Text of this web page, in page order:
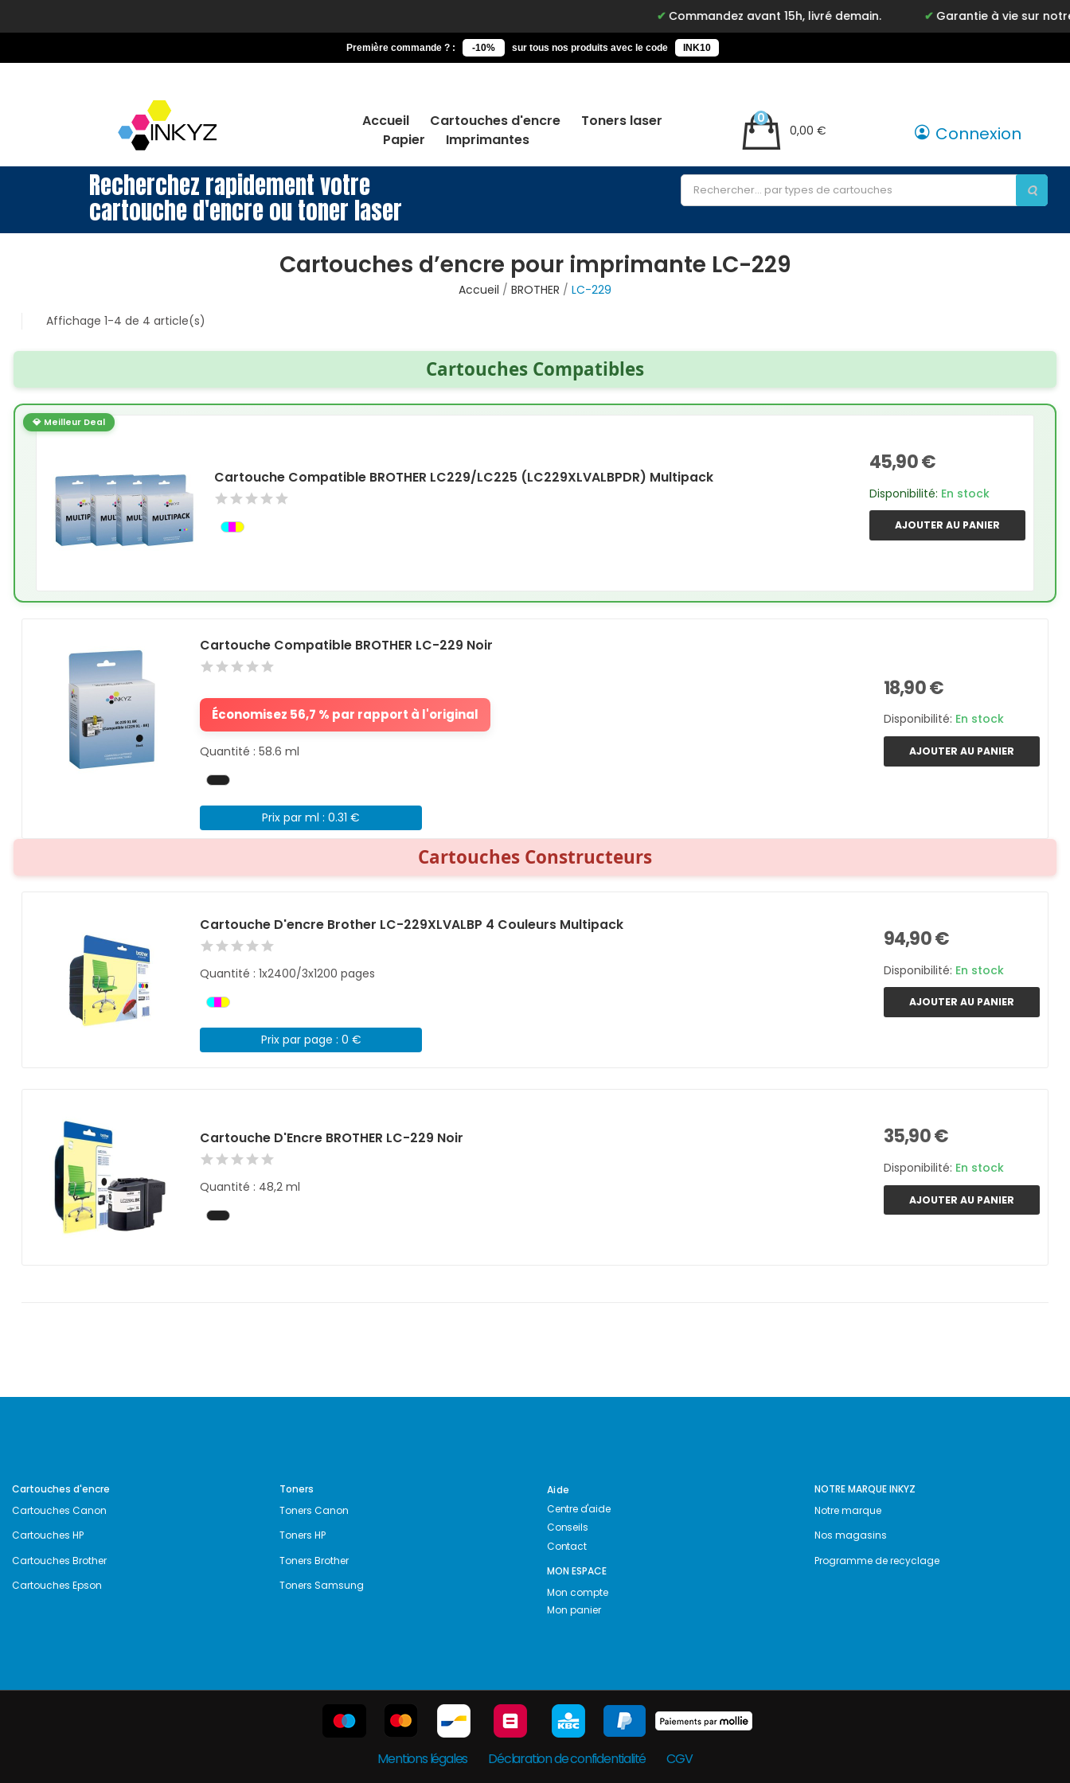
Commandez avant 15h, livré demain. Garantie à vie sur notre
Première commande ? : -10% sur tous nos produits avec le code INK10
Accueil Cartouches d'encre
Toners laser
Papier
Imprimantes
0,00 €
0
Connexion
Recherchez rapidement votre
cartouche d'encre ou toner laser
Cartouches d’encre pour imprimante LC-229
Accueil BROTHER
LC-229
Affichage 1-4 de 4 article(s)
Cartouches Compatibles
💎 Meilleur Deal
Cartouche Compatible BROTHER LC229/LC225 (LC229XLVALBPDR) Multipack
45,90 €
Disponibilité: En stock
AJOUTER AU PANIER
Cartouche Compatible BROTHER LC-229 Noir
Économisez 56,7 % par rapport à l'original
Quantité : 58.6 ml
Prix par ml : 0.31 €
18,90 €
Disponibilité: En stock
AJOUTER AU PANIER
Cartouches Constructeurs
Cartouche D'encre Brother LC-229XLVALBP 4 Couleurs Multipack
Quantité : 1x2400/3x1200 pages
Prix par page : 0 €
94,90 €
Disponibilité: En stock
AJOUTER AU PANIER
Cartouche D'Encre BROTHER LC-229 Noir
Quantité : 48,2 ml
35,90 €
Disponibilité: En stock
AJOUTER AU PANIER
Cartouches d'encre
Cartouches Canon
Cartouches HP
Cartouches Brother
Cartouches Epson
Toners
Toners Canon
Toners HP
Toners Brother
Toners Samsung
Aide
Centre d'aide
Conseils
Contact
MON ESPACE
Mon compte
Mon panier
NOTRE MARQUE INKYZ
Notre marque
Nos magasins
Programme de recyclage
Mentions légales Déclaration de confidentialité CGV